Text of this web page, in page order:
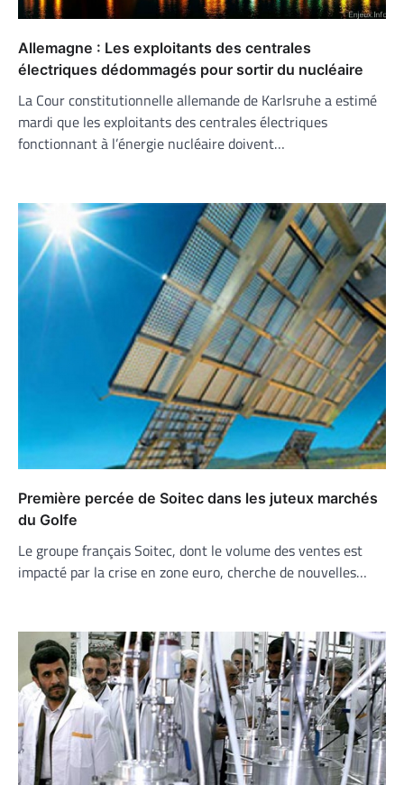
Allemagne : Les exploitants des centrales
électriques dédommagés pour sortir du nucléaire
La Cour constitutionnelle allemande de Karlsruhe a estimé
mardi que les exploitants des centrales électriques
fonctionnant à l’énergie nucléaire doivent…
Première percée de Soitec dans les juteux marchés
du Golfe
Le groupe français Soitec, dont le volume des ventes est
impacté par la crise en zone euro, cherche de nouvelles…